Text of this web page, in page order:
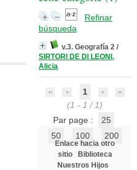
Refinar
búsqueda
v.3. Geografía 2 /
SIRTORI DE DI LEONI,
Alicia
1
(1 - 1 / 1)
Par page :
25
50
100 200
Enlace hacia otro
sitio
Biblioteca
Nuestros Hijos